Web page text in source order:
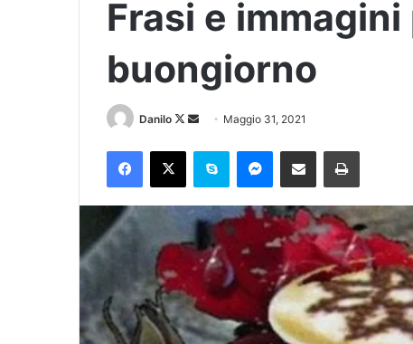
Frasi e
buongiorno
Danilo Maggio 31, 2021